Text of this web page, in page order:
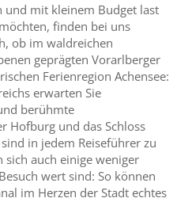
und mit kleinem Budget last
finden bei uns
ob im waldreichen
geprägten Vorarlberger
Ferienregion Achensee:
erwarten Sie
berühmte
Hofburg und das Schloss
in jedem Reiseführer zu
sich auch einige weniger
wert sind: So können
im Herzen der Stadt echtes